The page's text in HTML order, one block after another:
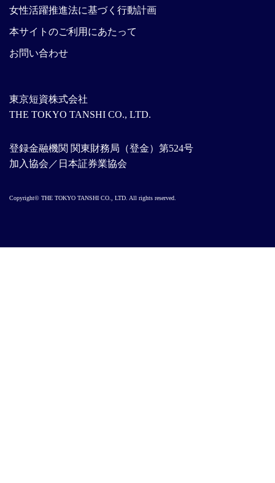
東京短資株式会社
THE TOKYO TANSHI CO., LTD.
登録金融機関 関東財務局（登金）第524号
加入協会／日本証券業協会
女性活躍推進法に基づく行動計画
本サイトのご利用にあたって
お問い合わせ
Copyright© THE TOKYO TANSHI CO., LTD. All rights reserved.